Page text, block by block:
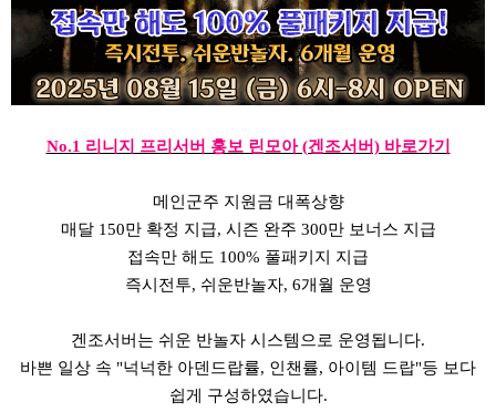
No.1 리니지 프리서버 홍보 린모아 (겐조서버) 바로가기
메인군주 지원금 대폭상향
매달 150만 확정 지급, 시즌 완주 300만 보너스 지급
접속만 해도 100% 풀패키지 지급
즉시전투, 쉬운반놀자, 6개월 운영
겐조서버는 쉬운 반놀자 시스템으로 운영됩니다.
바쁜 일상 속 "넉넉한 아덴드랍률, 인챈률, 아이템 드랍"등 보다
쉽게 구성하였습니다.